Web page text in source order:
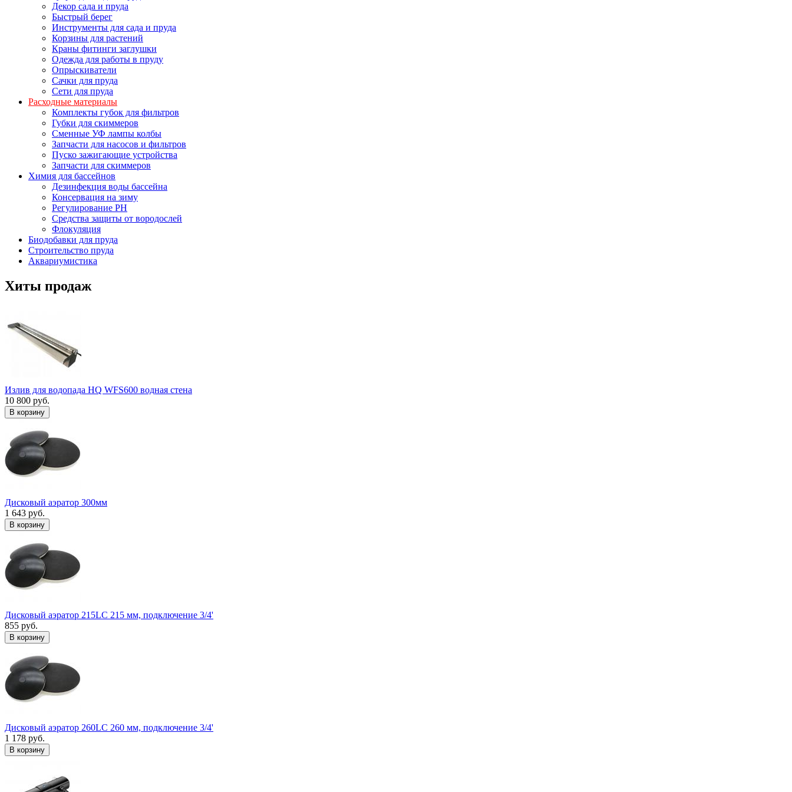
Декор сада и пруда
Быстрый берег
Инструменты для сада и пруда
Корзины для растений
Краны фитинги заглушки
Одежда для работы в пруду
Опрыскиватели
Сачки для пруда
Сети для пруда
Расходные материалы
Комплекты губок для фильтров
Губки для скиммеров
Сменные УФ лампы колбы
Запчасти для насосов и фильтров
Пуско зажигающие устройства
Запчасти для скиммеров
Химия для бассейнов
Дезинфекция воды бассейна
Консервация на зиму
Регулирование PH
Средства защиты от вородослей
Флокуляция
Биодобавки для пруда
Строительство пруда
Аквариумистика
Хиты продаж
Излив для водопада HQ WFS600 водная стена
10 800 руб.
В корзину
Дисковый аэратор 300мм
1 643 руб.
В корзину
Дисковый аэратор 215LC 215 мм, подключение 3/4'
855 руб.
В корзину
Дисковый аэратор 260LC 260 мм, подключение 3/4'
1 178 руб.
В корзину